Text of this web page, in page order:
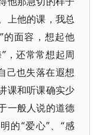
上他的课，我总
的面容，想起他
，还常常想起周
己也失落在遐想
课和听课确实少
一般人说的道德
的“爱心”、“感